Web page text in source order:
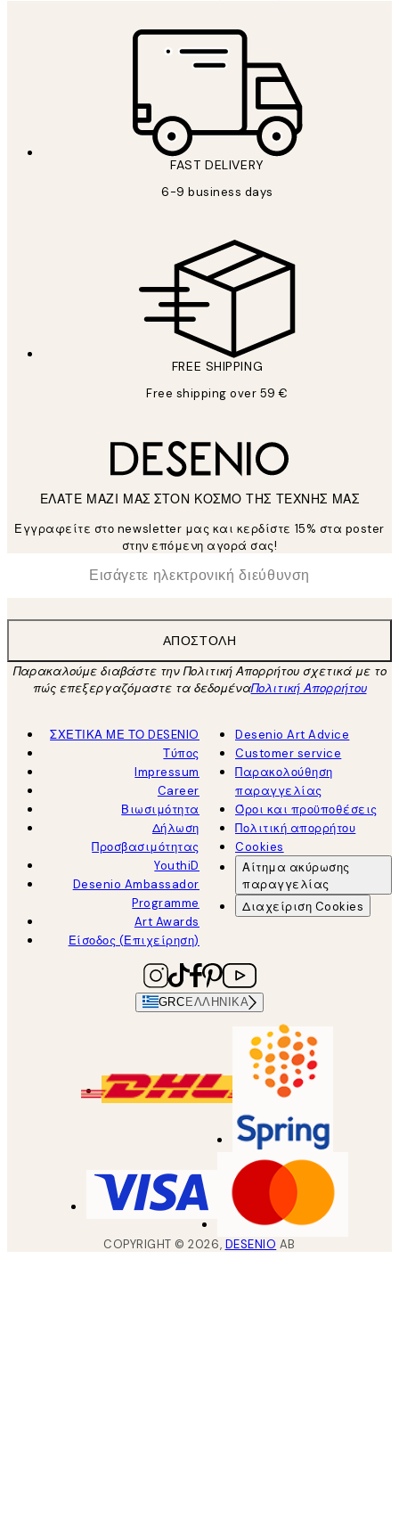
FAST DELIVERY
6-9 business days
FREE SHIPPING
Free shipping over 59 €
ΕΛΑΤΕ ΜΑΖΙ ΜΑΣ ΣΤΟΝ ΚΟΣΜΟ ΤΗΣ ΤΕΧΝΗΣ ΜΑΣ
Εγγραφείτε στο newsletter μας και κερδίστε 15% στα poster
στην επόμενη αγορά σας!
Ηλεκτρονική Διεύθυνση
ΑΠΟΣΤΟΛΉ
Παρακαλούμε διαβάστε την Πολιτική Απορρήτου σχετικά με το
πώς επεξεργαζόμαστε τα δεδομέναΠολιτική Απορρήτου
ΣΧΕΤΙΚΑ ΜΕ ΤΟ DESENIO
Τύπος
Impressum
Career
Βιωσιμότητα
Δήλωση
Προσβασιμότητας
YouthiD
Desenio Ambassador
Programme
Art Awards
Είσοδος (Επιχείρηση)
Desenio Art Advice
Customer service
Παρακολούθηση
παραγγελίας
Όροι και προϋποθέσεις
Πολιτική απορρήτου
Cookies
Αίτημα ακύρωσης
παραγγελίας
Διαχείριση Cookies
GRC ΕΛΛΗΝΙΚΆ
COPYRIGHT ©2026, DESENIO AB